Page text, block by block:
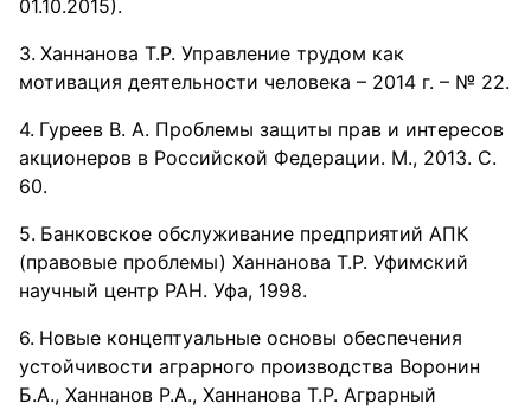
01.10.2015).
Ханнанова Т.Р. Управление трудом как
мотивация деятельности человека – 2014 г. – № 22.
Гуреев В. А. Проблемы защиты прав и интересов
акционеров в Российской Федерации. М., 2013. С.
60.
Банковское обслуживание предприятий АПК
(правовые проблемы) Ханнанова Т.Р. Уфимский
научный центр РАН. Уфа, 1998.
Новые концептуальные основы обеспечения
устойчивости аграрного производства Воронин
Б.А., Ханнанов Р.А., Ханнанова Т.Р. Аграрный